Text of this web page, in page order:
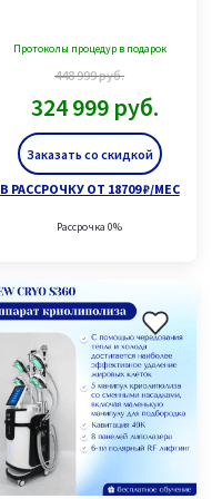
Заказать со скидкой
Протоколы процедур в подарок
448 999руб.
324 999 руб.
В РАССРОЧКУ ОТ 18709 ₽/МЕС
Рассрочка 0%